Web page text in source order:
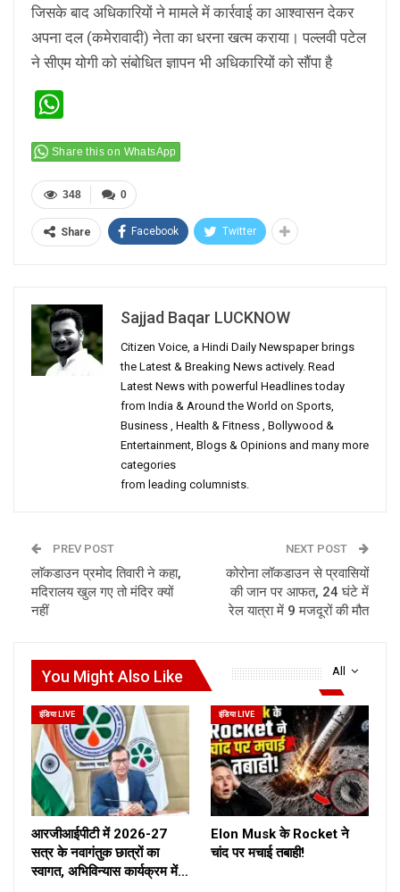
जिसके बाद अधिकारियों ने मामले में कार्रवाई का आश्वासन देकर
अपना दल (कमेरावादी) नेता का धरना खत्म कराया। पल्लवी पटेल
ने सीएम योगी को संबोधित ज्ञापन भी अधिकारियों को सौंपा है
Share this on WhatsApp
0
348
Share Facebook Twitter
Sajjad Baqar LUCKNOW
Citizen Voice, a Hindi Daily Newspaper brings
the Latest & Breaking News actively. Read
Latest News with powerful Headlines today
from India & Around the World on Sports,
Business , Health & Fitness , Bollywood &
Entertainment, Blogs & Opinions and many more
categories
from leading columnists.
PREV POST
लाॅकडाउन प्रमोद तिवारी ने कहा,
मदिरालय खुल गए तो मंदिर क्यों
नहीं
NEXT POST
कोरोना लॉकडाउन से प्रवासियों
की जान पर आफत, 24 घंटे में
रेल यात्रा में 9 मजदूरों की मौत
All
You Might Also Like
इंडिया LIVE
आरजीआईपीटी में 2026-27
सत्र के नवागंतुक छात्रों का
स्वागत, अभिविन्यास कार्यक्रम में…
इंडिया LIVE
Elon Musk के Rocket ने
चांद पर मचाई तबाही!